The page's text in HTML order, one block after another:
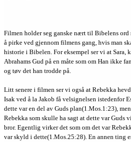
Filmen holder seg ganske nært til Bibelens ord
å pirke ved gjennom filmens gang, hvis man
historie i Bibelen. For eksempel ser vi at Sara,
Abrahams Gud på en måte som om Han ikke
og tøv det han trodde på.
Litt senere i filmen ser vi også at Rebekka
Isak ved å la Jakob få velsignelsen istedenfor
dette var en del av Guds plan(1.Mos.1:23),
Rebekka som skulle ha sagt at dette var Guds
bror. Egentlig virker det som om det var
var skyld i dette(1.Mos.25:28). En annen ting